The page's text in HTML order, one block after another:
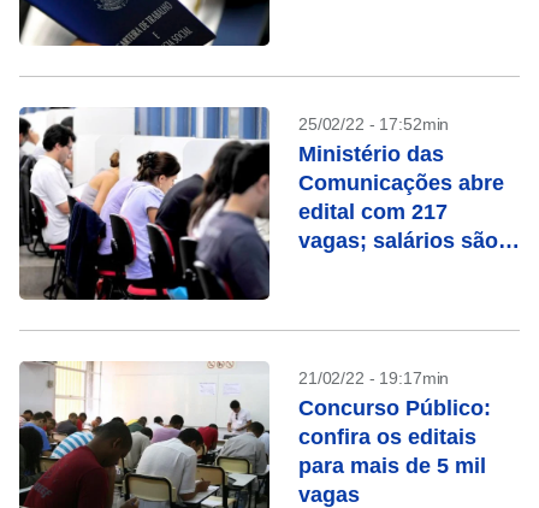
25/02/22 - 17:52min
Ministério das
Comunicações abre
edital com 217
vagas; salários são
21/02/22 - 19:17min
Concurso Público:
confira os editais
para mais de 5 mil
vagas